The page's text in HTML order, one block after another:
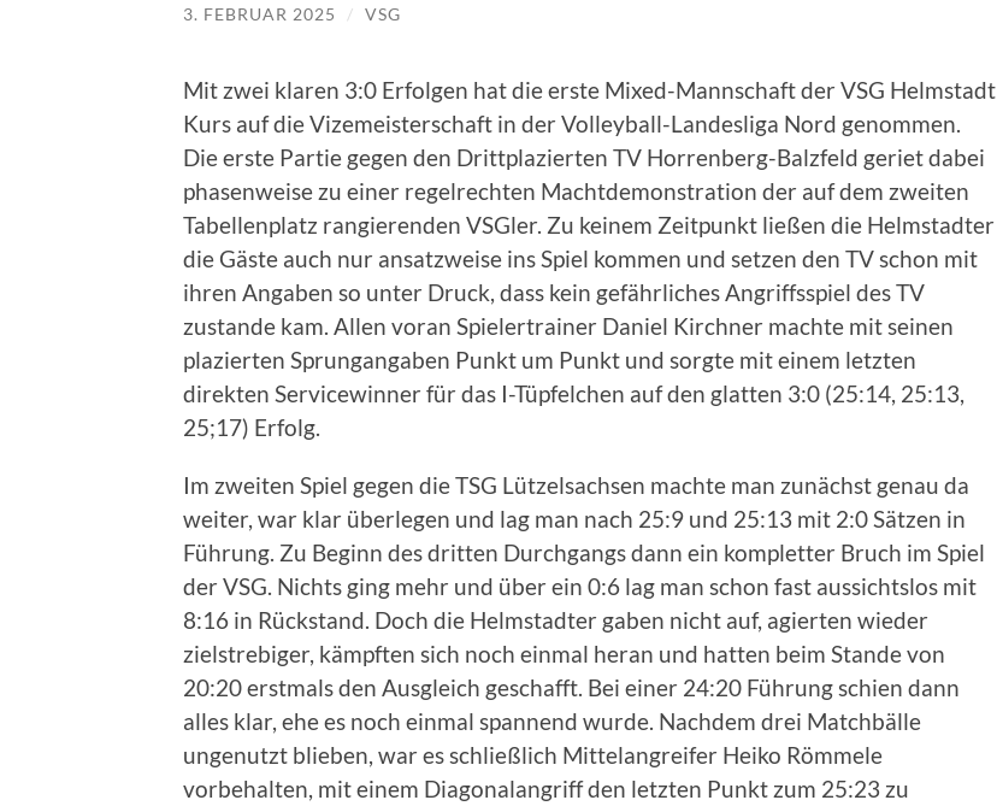
3. FEBRUAR 2025 / VSG
Mit zwei klaren 3:0 Erfolgen hat die erste Mixed-Mannschaft der VSG Helmstadt
Kurs auf die Vizemeisterschaft in der Volleyball-Landesliga Nord genommen.
Die erste Partie gegen den Drittplazierten TV Horrenberg-Balzfeld geriet dabei
phasenweise zu einer regelrechten Machtdemonstration der auf dem zweiten
Tabellenplatz rangierenden VSGler. Zu keinem Zeitpunkt ließen die Helmstadter
die Gäste auch nur ansatzweise ins Spiel kommen und setzen den TV schon mit
ihren Angaben so unter Druck, dass kein gefährliches Angriffsspiel des TV
zustande kam. Allen voran Spielertrainer Daniel Kirchner machte mit seinen
plazierten Sprungangaben Punkt um Punkt und sorgte mit einem letzten
direkten Servicewinner für das I-Tüpfelchen auf den glatten 3:0 (25:14, 25:13,
25;17) Erfolg.
Im zweiten Spiel gegen die TSG Lützelsachsen machte man zunächst genau da
weiter, war klar überlegen und lag man nach 25:9 und 25:13 mit 2:0 Sätzen in
Führung. Zu Beginn des dritten Durchgangs dann ein kompletter Bruch im Spiel
der VSG. Nichts ging mehr und über ein 0:6 lag man schon fast aussichtslos mit
8:16 in Rückstand. Doch die Helmstadter gaben nicht auf, agierten wieder
zielstrebiger, kämpften sich noch einmal heran und hatten beim Stande von
20:20 erstmals den Ausgleich geschafft. Bei einer 24:20 Führung schien dann
alles klar, ehe es noch einmal spannend wurde. Nachdem drei Matchbälle
ungenutzt blieben, war es schließlich Mittelangreifer Heiko Römmele
vorbehalten, mit einem Diagonalangriff den letzten Punkt zum 25:23 zu